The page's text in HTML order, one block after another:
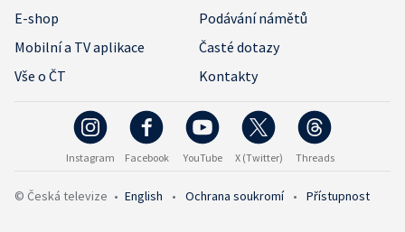
E-shop
Podávání námětů
Mobilní a TV aplikace
Časté dotazy
Vše o ČT
Kontakty
Instagram Facebook YouTube X (Twitter) Threads
© Česká televize • English • Ochrana soukromí • Přístupnost